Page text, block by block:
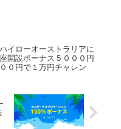
イローオーストラリアに
開設ボーナス５０００円
０円で１万円チャレン